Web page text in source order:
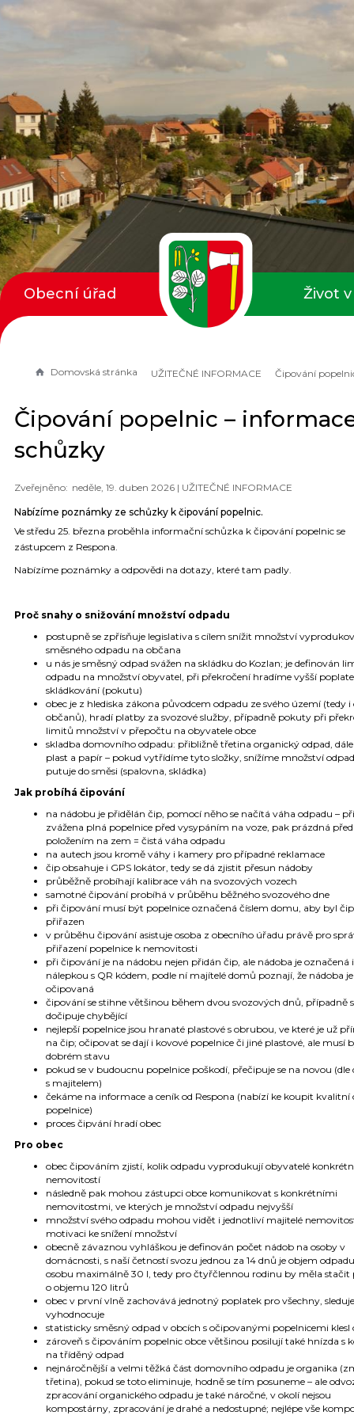
Domovská stránka UŽITEČNÉ INFORMACE
Čipování popelnic –
schůzky
neděle, 19. duben 2026 | UŽITEČNÉ INFORMACE
Nabízíme poznámky ze schůzky k čipování popelnic.
Ve středu 25. března proběhla informační schůzka k čipování popelnic se
zástupcem z Respona.
Nabízíme poznámky a odpovědi na dotazy, které tam padly.
Proč snahy o snižování množství odpadu
postupně se zpřísňuje legislativa s cílem snížit množství
směsného odpadu na občana
u nás je směsný odpad svážen na skládku do Kozlan; je definován
odpadu na množství obyvatel, při překročení hradíme vyšší
skládkování (pokutu)
obec je z hlediska zákona původcem odpadu ze svého území (tedy i
občanů), hradí platby za svozové služby, případně pokuty při
limitů množství v přepočtu na obyvatele obce
skladba domovního odpadu: přibližně třetina organický odpad, dále
plast a papír – pokud vytřídíme tyto složky, snížíme množství
putuje do směsi (spalovna, skládka)
Jak probíhá čipování
na nádobu je přidělán čip, pomocí něho se načítá váha odpadu –
zvážena plná popelnice před vysypáním na voze, pak prázdná před
položením na zem = čistá váha odpadu
na autech jsou kromě váhy i kamery pro případné reklamace
čip obsahuje i GPS lokátor, tedy se dá zjistit přesun nádoby
průběžně probíhají kalibrace váh na svozových vozech
samotné čipování probíhá v průběhu běžného svozového dne
při čipování musí být popelnice označená číslem domu, aby byl
přiřazen
v průběhu čipování asistuje osoba z obecního úřadu právě pro
přiřazení popelnice k nemovitosti
při čipování je na nádobu nejen přidán čip, ale nádoba je označená i
nálepkou s QR kódem, podle ní majítelé domů poznají, že nádoba
očipovaná
čipování se stihne většinou během dvou svozových dnů, případně
dočipuje chybějící
nejlepší popelnice jsou hranaté plastové s obrubou, ve které je už
na čip; očipovat se dají i kovové popelnice či jiné plastové, ale musí
dobrém stavu
pokud se v budoucnu popelnice poškodí, přečipuje se na novou
s majitelem)
čekáme na informace a ceník od Respona (nabízí ke koupit kvalitní
popelnice)
proces čipvání hradí obec
Pro obec
obec čipováním zjistí, kolik odpadu vyprodukují obyvatelé
nemovitostí
následně pak mohou zástupci obce komunikovat s konkrétními
nemovitostmi, ve kterých je množství odpadu nejvyšší
množství svého odpadu mohou vidět i jednotliví majitelé
motivaci ke snížení množství
obecně závaznou vyhláškou je definován počet nádob na osoby v
domácnosti, s naší četností svozu jednou za 14 dnů je objem
osobu maximálně 30 l, tedy pro čtyřčlennou rodinu by měla stačit
o objemu 120 litrů
obec v první vlně zachovává jednotný poplatek pro všechny,
vyhodnocuje
statisticky směsný odpad v obcích s očipovanými popelnicemi klesl
zároveň s čipováním popelnic obce většinou posilují také hnízda s
na tříděný odpad
nejnáročnější a velmi těžká část domovního odpadu je organika
třetina), pokud se toto eliminuje, hodně se tím posuneme – ale
zpracování organického odpadu je také náročné, v okolí nejsou
kompostárny, zpracování je drahé a nedostupné; nejlépe vše
Obecní úřad Život